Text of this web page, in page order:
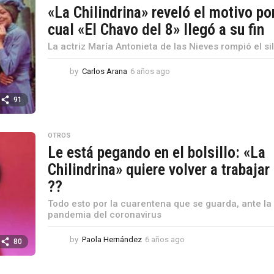
91
«La Chilindrina» reveló el motivo
cual «El Chavo del 8» llegó a su fin
La actriz María Antonieta de las Nieves rompió el
by Carlos Arana 6 años ago
o
80
OTROS
Le está pegando en el bolsillo: «La
Chilindrina» quiere volver a trabajar
??
Todo esto por la cuarentena que se guarda, ante la
pandemia del coronavirus
by Paola Hernández 6 años ago